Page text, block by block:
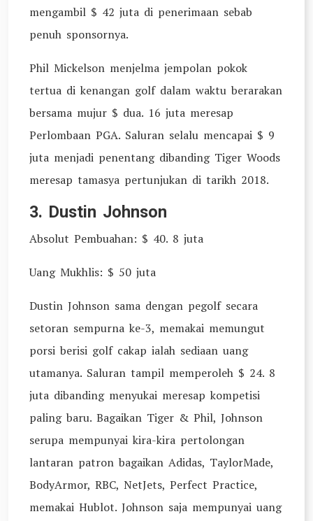
mengambil $ 42 juta di penerimaan sebab
penuh sponsornya.
Phil Mickelson menjelma jempolan pokok
tertua di kenangan golf dalam waktu berarakan
bersama mujur $ dua. 16 juta meresap
Perlombaan PGA. Saluran selalu mencapai $ 9
juta menjadi penentang dibanding Tiger Woods
meresap tamasya pertunjukan di tarikh 2018.
3. Dustin Johnson
Absolut Pembuahan: $ 40. 8 juta
Uang Mukhlis: $ 50 juta
Dustin Johnson sama dengan pegolf secara
setoran sempurna ke-3, memakai memungut
porsi berisi golf cakap ialah sediaan uang
utamanya. Saluran tampil memperoleh $ 24. 8
juta dibanding menyukai meresap kompetisi
paling baru. Bagaikan Tiger & Phil, Johnson
serupa mempunyai kira-kira pertolongan
lantaran patron bagaikan Adidas, TaylorMade,
BodyArmor, RBC, NetJets, Perfect Practice,
memakai Hublot. Johnson saja mempunyai uang